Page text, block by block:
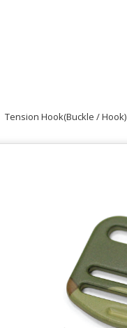
Tension Hook(Buckle / Hook)